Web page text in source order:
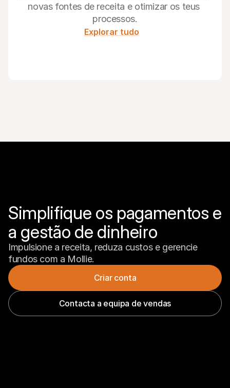
novas fontes de receita e otimizar os teus
processos.
Explorar tudo
Simplifique os pagamentos e
a gestão de dinheiro
Impulsione a receita, reduza custos e gerencie
fundos com a Mollie.
Criar conta
Contacta a equipa de vendas